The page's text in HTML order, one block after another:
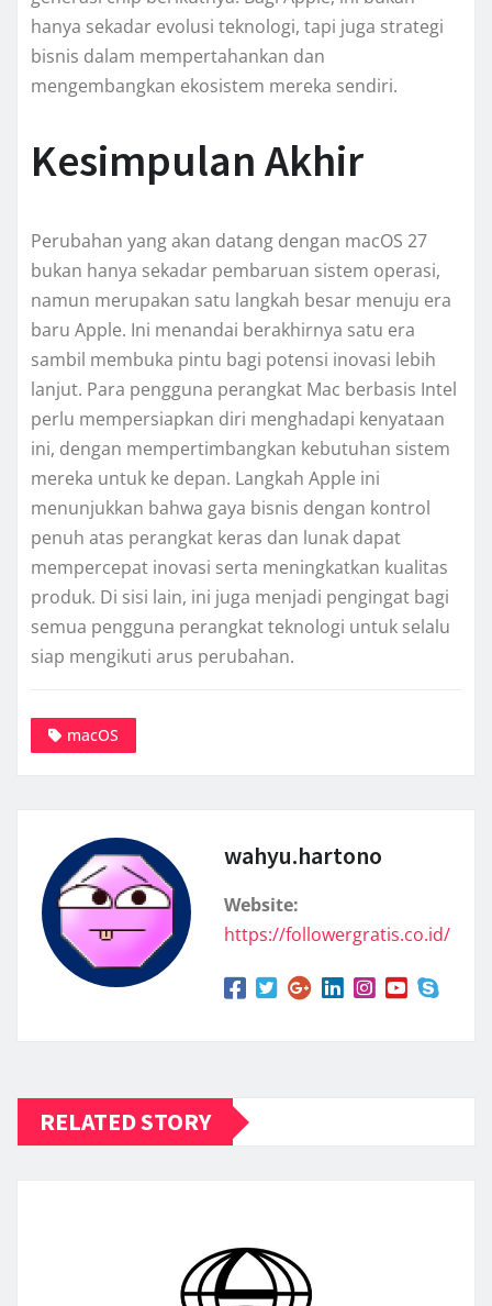
hanya sekadar evolusi teknologi, tapi juga strategi
bisnis dalam mempertahankan dan
mengembangkan ekosistem mereka sendiri.
Kesimpulan Akhir
Perubahan yang akan datang dengan macOS 27
bukan hanya sekadar pembaruan sistem operasi,
namun merupakan satu langkah besar menuju era
baru Apple. Ini menandai berakhirnya satu era
sambil membuka pintu bagi potensi inovasi lebih
lanjut. Para pengguna perangkat Mac berbasis Intel
perlu mempersiapkan diri menghadapi kenyataan
ini, dengan mempertimbangkan kebutuhan sistem
mereka untuk ke depan. Langkah Apple ini
menunjukkan bahwa gaya bisnis dengan kontrol
penuh atas perangkat keras dan lunak dapat
mempercepat inovasi serta meningkatkan kualitas
produk. Di sisi lain, ini juga menjadi pengingat bagi
semua pengguna perangkat teknologi untuk selalu
siap mengikuti arus perubahan.
macOS
wahyu.hartono
Website:
https://followergratis.co.id/
RELATED STORY